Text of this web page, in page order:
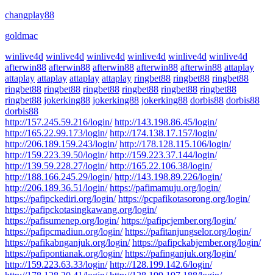
changplay88
goldmac
winlive4d winlive4d winlive4d winlive4d winlive4d winlive4d
afterwin88 afterwin88 afterwin88 afterwin88 afterwin88 attaplay
attaplay attaplay attaplay attaplay ringbet88 ringbet88 ringbet88
ringbet88 ringbet88 ringbet88 ringbet88 ringbet88 ringbet88
ringbet88 jokerking88 jokerking88 jokerking88 dorbis88 dorbis88
dorbis88
http://157.245.59.216/login/ http://143.198.86.45/login/
http://165.22.99.173/login/ http://174.138.17.157/login/
http://206.189.159.243/login/ http://178.128.115.106/login/
http://159.223.39.50/login/ http://159.223.37.144/login/
http://139.59.228.27/login/ http://165.22.106.38/login/
http://188.166.245.29/login/ http://143.198.89.226/login/
http://206.189.36.51/login/ https://pafimamuju.org/login/
https://pafipckediri.org/login/ https://pcpafikotasorong.org/login/
https://pafipckotasingkawang.org/login/
https://pafisumenep.org/login/ https://pafipcjember.org/login/
https://pafipcmadiun.org/login/ https://pafitanjungselor.org/login/
https://pafikabnganjuk.org/login/ https://pafipckabjember.org/login/
https://pafipontianak.org/login/ https://pafinganjuk.org/login/
http://159.223.63.33/login/ http://128.199.142.6/login/